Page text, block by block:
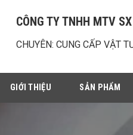
CÔNG TY TNHH MTV
CHUYÊN: CUNG CẤP VẬT
GIỚI THIỆU SẢN PHẨM